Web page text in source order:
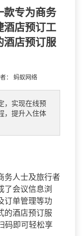
款专为商务
酒店预订工
酒店预订服
： 蚂蚁网络
，实现在线预
，提升入住体
务人士及旅行者
了会议信息浏
订单管理等功
的酒店预订服
码即可轻松享